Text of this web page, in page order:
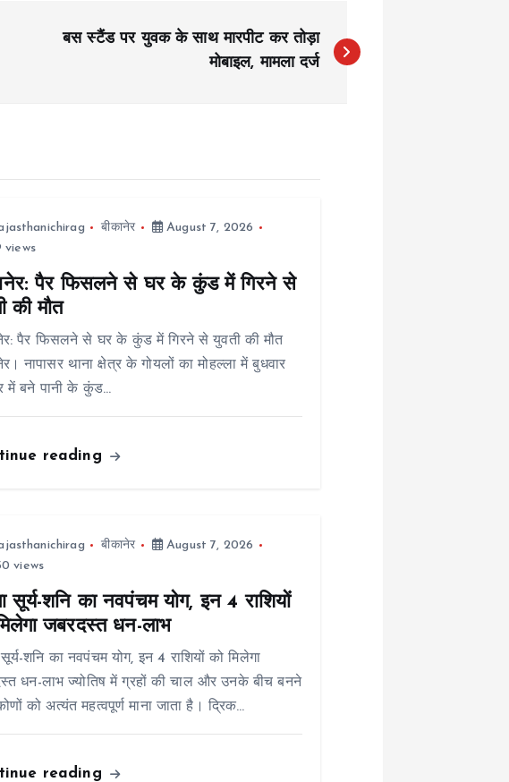
बस स्टैंड पर युवक के साथ मारपीट कर तोड़ा
मोबाइल, मामला दर्ज
बीकानेर
August 7, 2026
views
पैर फिसलने से घर के कुंड में गिरने से
की मौत
पैर फिसलने से घर के कुंड में गिरने से युवती की मौत
नापासर थाना क्षेत्र के गोयलों का मोहल्ला में बुधवार
में बने पानी के कुंड…
reading
बीकानेर
August 7, 2026
views
सूर्य-शनि का नवपंचम योग, इन 4 राशियों
जबरदस्त धन-लाभ
शनि का नवपंचम योग, इन 4 राशियों को मिलेगा
धन-लाभ ज्योतिष में ग्रहों की चाल और उनके बीच बनने
को अत्यंत महत्वपूर्ण माना जाता है। द्रिक…
reading